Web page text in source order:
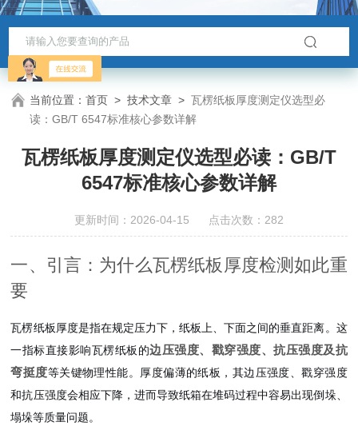
当前位置：首页 >技术文章 >瓦楞纸板厚度测定仪选型必
读：GB/T 6547标准核心参数详解
瓦楞纸板厚度测定仪选型必读：GB/T
6547标准核心参数详解
更新时间：2026-04-15 点击次数：282
一、引言：为什么瓦楞纸板厚度检测如此重
要
瓦楞纸板厚度是指在规定压力下，纸板上、下面之间的垂直距离。这
一指标直接影响瓦楞纸板的边压强度、戳穿强度、抗压强度及抗
弯挺度等关键物理性能。厚度偏薄的纸板，其边压强度、戳穿强度
和抗压强度会相应下降，进而导致纸箱在堆码过程中容易出现倒垛、
塌垛等质量问题。